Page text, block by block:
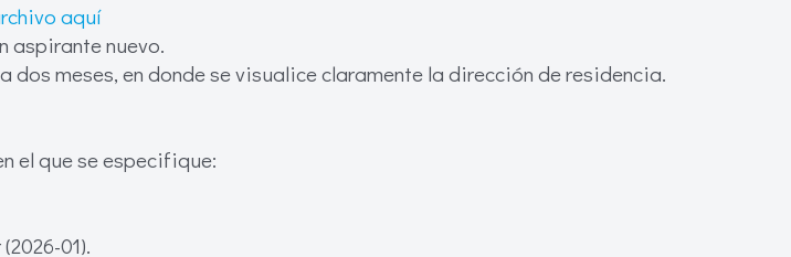
aquí
aspirante nuevo.
meses, en donde se visualice claramente la dirección de residencia.
el que se especifique:
01).